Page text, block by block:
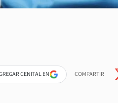
CENITAL EN COMPARTIR